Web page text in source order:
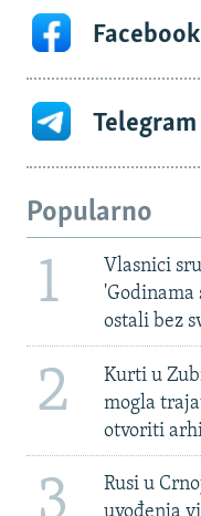
Facebook
Telegram
Popularno
1
Vlasnici
ostali bez
2
Kurti u
mogla
otvoriti
3
Rusi u